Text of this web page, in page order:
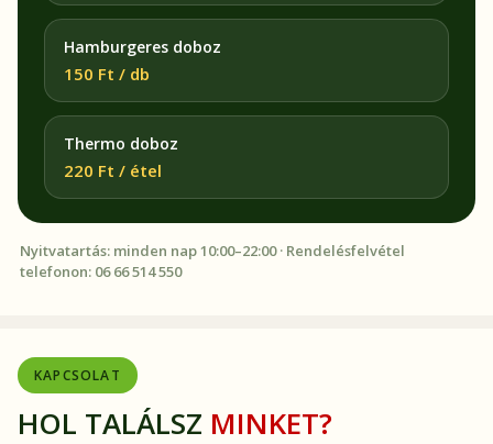
Hamburgeres doboz
150 Ft / db
Thermo doboz
220 Ft / étel
Nyitvatartás: minden nap 10:00–22:00 · Rendelésfelvétel
telefonon: 06 66 514 550
KAPCSOLAT
HOL TALÁLSZ MINKET?